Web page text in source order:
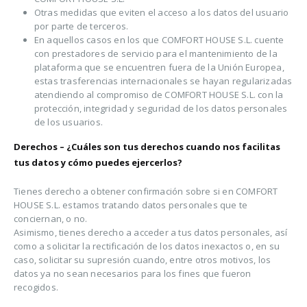
Otras medidas que eviten el acceso a los datos del usuario
por parte de terceros.
En aquellos casos en los que COMFORT HOUSE S.L. cuente
con prestadores de servicio para el mantenimiento de la
plataforma que se encuentren fuera de la Unión Europea,
estas trasferencias internacionales se hayan regularizadas
atendiendo al compromiso de COMFORT HOUSE S.L. con la
protección, integridad y seguridad de los datos personales
de los usuarios.
Derechos – ¿Cuáles son tus derechos cuando nos facilitas
tus datos y cómo puedes ejercerlos?
Tienes derecho a obtener confirmación sobre si en COMFORT
HOUSE S.L. estamos tratando datos personales que te
conciernan, o no.
Asimismo, tienes derecho a acceder a tus datos personales, así
como a solicitar la rectificación de los datos inexactos o, en su
caso, solicitar su supresión cuando, entre otros motivos, los
datos ya no sean necesarios para los fines que fueron
recogidos.